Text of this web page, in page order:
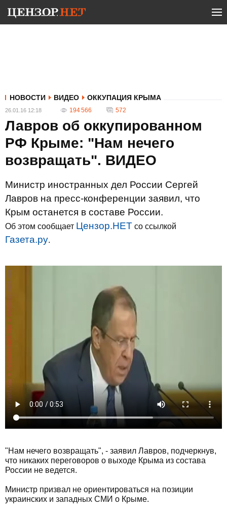
НОВОСТИ ВИДЕО ОККУПАЦИЯ КРЫМА
26.01.16 12:18 194 566 572
Лавров об оккупированном
РФ Крыме: "Нам нечего
возвращать". ВИДЕО
Министр иностранных дел России Сергей
Лавров на пресс-конференции заявил, что
Крым останется в составе России.
Об этом сообщает Цензор.НЕТ со ссылкой
Газета.ру.
"Нам нечего возвращать", - заявил Лавров, подчеркнув,
что никаких переговоров о выходе Крыма из состава
России не ведется.
Министр призвал не ориентироваться на позиции
украинских и западных СМИ о Крыме.